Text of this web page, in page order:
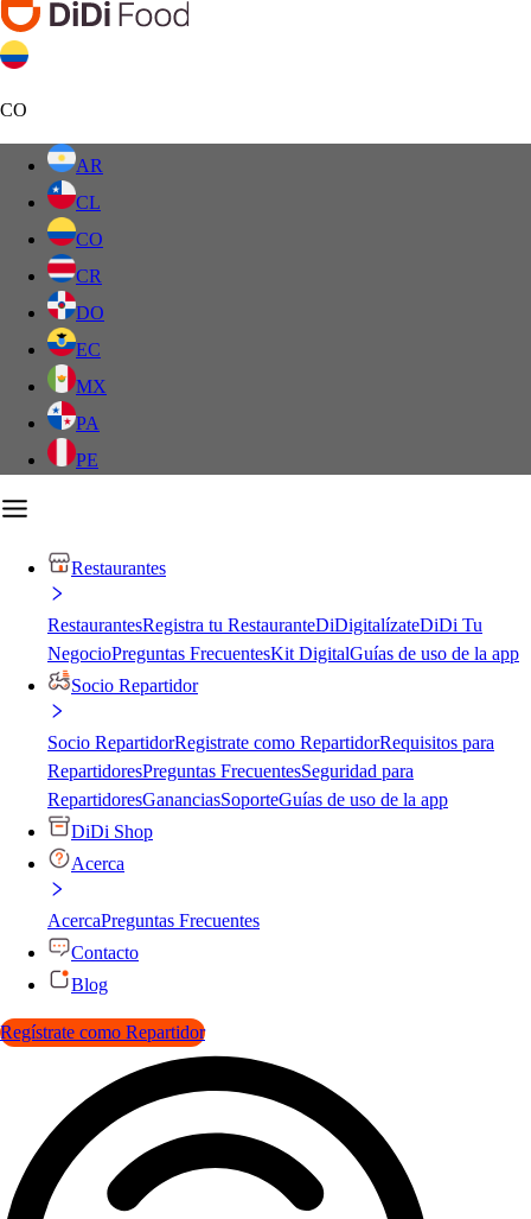
CO
AR
CL
CO
CR
DO
EC
MX
PA
PE
Restaurantes
RestaurantesRegistra tu RestauranteDiDigitalízateDiDi Tu
NegocioPreguntas FrecuentesKit DigitalGuías de uso de la app
Socio Repartidor
Socio RepartidorRegistrate como RepartidorRequisitos para
RepartidoresPreguntas FrecuentesSeguridad para
RepartidoresGananciasSoporteGuías de uso de la app
DiDi Shop
Acerca
AcercaPreguntas Frecuentes
Contacto
Blog
Regístrate como Repartidor